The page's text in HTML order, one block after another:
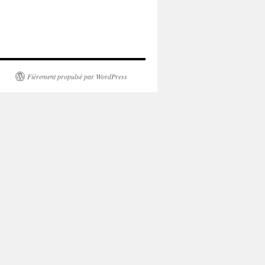
Fièrement propulsé par WordPress